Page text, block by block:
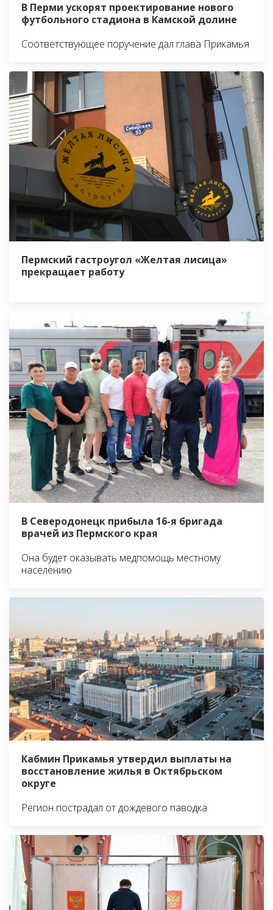
В Перми ускорят проектирование нового
футбольного стадиона в Камской долине
Соответствующее поручение дал глава Прикамья
Пермский гастроугол «Желтая лисица»
прекращает работу
В Северодонецк прибыла 16-я бригада
врачей из Пермского края
Она будет оказывать медпомощь местному
населению
Кабмин Прикамья утвердил выплаты на
восстановление жилья в Октябрьском
округе
Регион пострадал от дождевого паводка